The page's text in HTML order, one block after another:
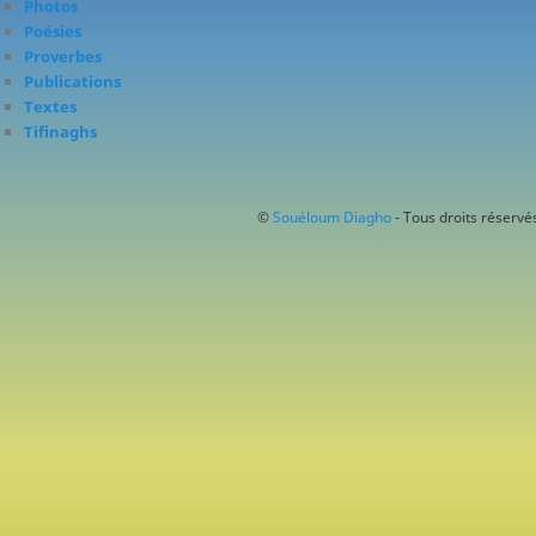
Photos
Poésies
Proverbes
Publications
Textes
Tifinaghs
© Souéloum Diagho- Tous droits